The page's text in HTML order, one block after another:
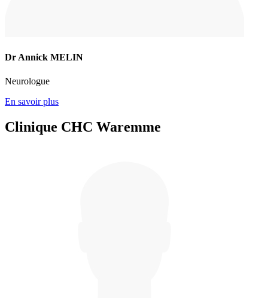
Dr Annick MELIN
Neurologue
En savoir plus
Clinique CHC Waremme